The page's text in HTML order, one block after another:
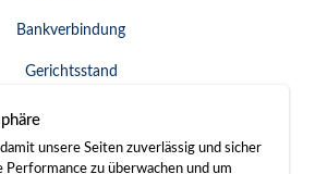
Bankverbindung
Gerichtsstand
Widerruf erklären
unsere Seiten zuverlässig und sicher
zu überwachen und um